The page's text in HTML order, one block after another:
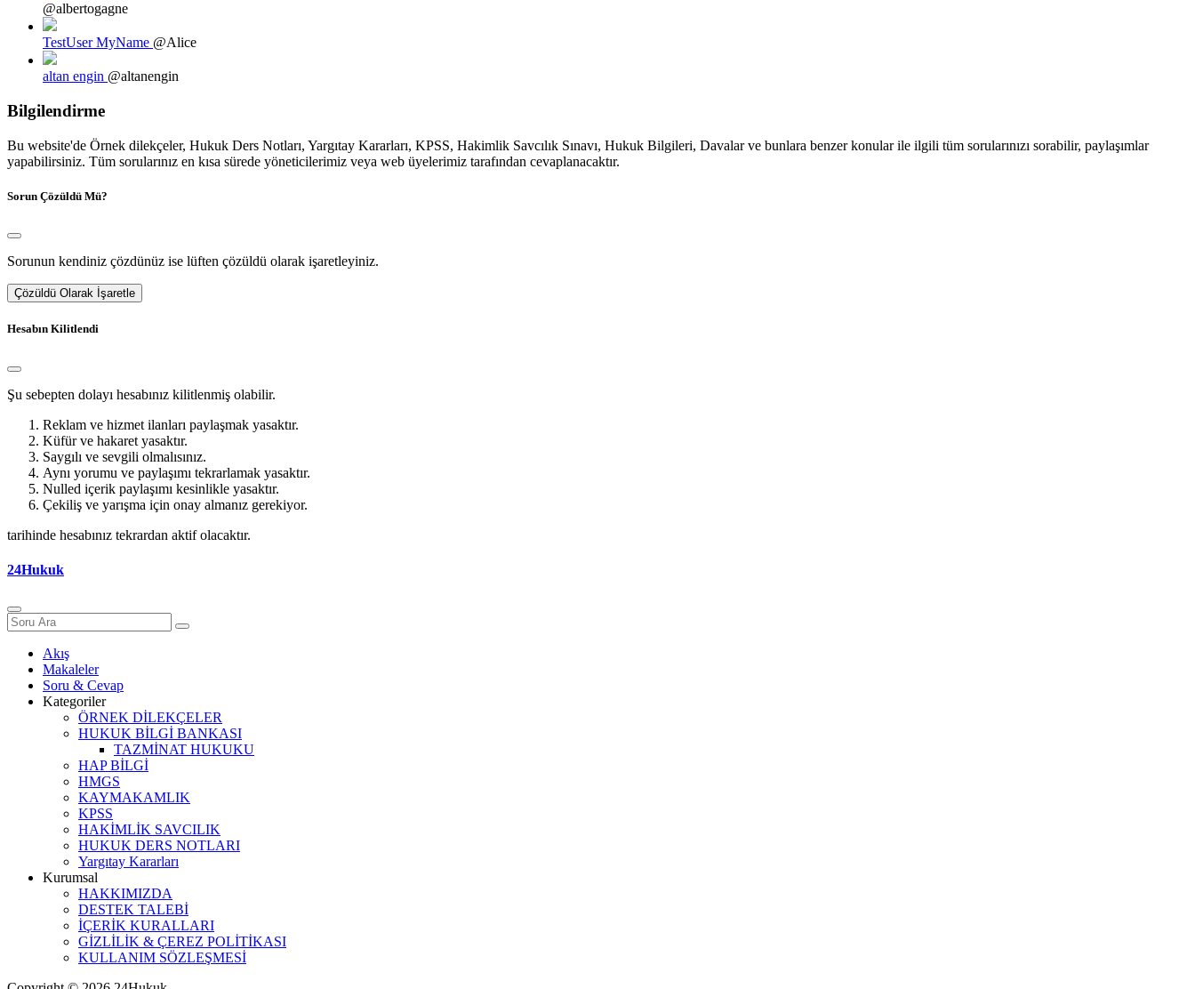
@albertogagne
TestUser MyName @Alice
altan engin @altanengin
Bilgilendirme
Bu website'de Örnek dilekçeler, Hukuk Ders Notları, Yargıtay Kararları, KPSS, Hakimlik Savcılık Sınavı, Hukuk Bilgileri, Davalar ve bunlara benzer konular ile ilgili tüm sorularınızı sorabilir, paylaşımlar
yapabilirsiniz. Tüm sorularınız en kısa sürede yöneticilerimiz veya web üyelerimiz tarafından cevaplanacaktır.
Sorun Çözüldü Mü?
Sorunun kendiniz çözdünüz ise lüften çözüldü olarak işaretleyiniz.
Çözüldü Olarak İşaretle
Hesabın Kilitlendi
Şu sebepten dolayı hesabınız kilitlenmiş olabilir.
Reklam ve hizmet ilanları paylaşmak yasaktır.
Küfür ve hakaret yasaktır.
Saygılı ve sevgili olmalısınız.
Aynı yorumu ve paylaşımı tekrarlamak yasaktır.
Nulled içerik paylaşımı kesinlikle yasaktır.
Çekiliş ve yarışma için onay almanız gerekiyor.
tarihinde hesabınız tekrardan aktif olacaktır.
24Hukuk
Akış
Makaleler
Soru & Cevap
Kategoriler
ÖRNEK DİLEKÇELER
HUKUK BİLGİ BANKASI
TAZMİNAT HUKUKU
HAP BİLGİ
HMGS
KAYMAKAMLIK
KPSS
HAKİMLİK SAVCILIK
HUKUK DERS NOTLARI
Yargıtay Kararları
Kurumsal
HAKKIMIZDA
DESTEK TALEBİ
İÇERİK KURALLARI
GİZLİLİK & ÇEREZ POLİTİKASI
KULLANIM SÖZLEŞMESİ